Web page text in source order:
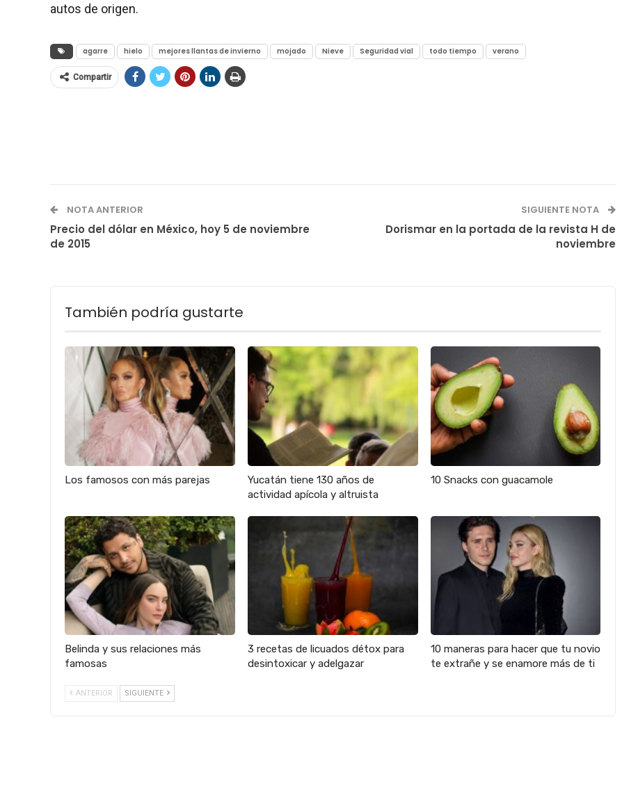
autos de origen.
agarre hielo mejores llantas de invierno mojado Nieve Seguridad vial todo tiempo verano
Compartir
NOTA ANTERIOR
Precio del dólar en México, hoy 5 de noviembre
de 2015
SIGUIENTE NOTA
Dorismar en la portada de la revista H de
noviembre
También podría gustarte
Los famosos con más parejas
Yucatán tiene 130 años de
actividad apícola y altruista
10 Snacks con guacamole
Belinda y sus relaciones más
famosas
3 recetas de licuados détox para
desintoxicar y adelgazar
10 maneras para hacer que tu novio
te extrañe y se enamore más de ti
ANTERIOR SIGUIENTE